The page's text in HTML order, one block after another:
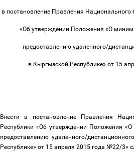
в постановление Правления Национального
«Об утверждении Положения «О
предоставлению удаленного/
в Кыргызской Республике» от 15
Внести в постановление Правления
Республики «Об утверждении Положения
предоставлению удаленного/
Республике» от 15 апреля 2015 года №22/3»